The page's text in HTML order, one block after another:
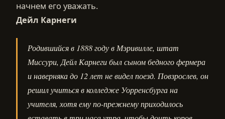
начнем его уважать.
Дейл Карнеги
Родившийся в 1888 году в Мэривилле, штат
Миссури, Дейл Карнеги был сыном бедного фермера
и наверняка до 12 лет не видел поезд. Повзрослев, он
решил учиться в колледже Уорренсбурга на
учителя, хотя ему по-прежнему приходилось